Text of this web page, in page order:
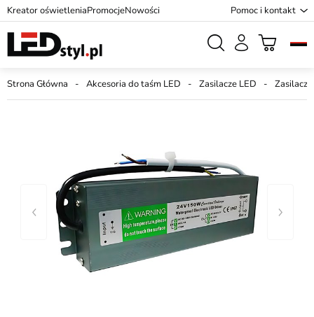
Kreator oświetleniaPromocjeNowości Pomoc i kontakt
Strona Główna Akcesoria do taśm LED Zasilacze LED Zasilacz